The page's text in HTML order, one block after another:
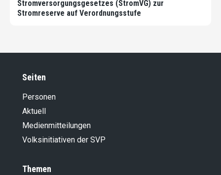
Stromversorgungsgesetzes (StromVG) zur
Stromreserve auf Verordnungsstufe
Seiten
Personen
Aktuell
Medienmitteilungen
Volksinitiativen der SVP
Themen